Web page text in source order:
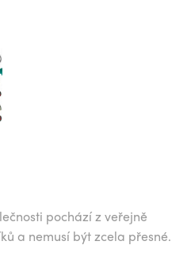
pochází z veřejně
a nemusí být zcela přesné.